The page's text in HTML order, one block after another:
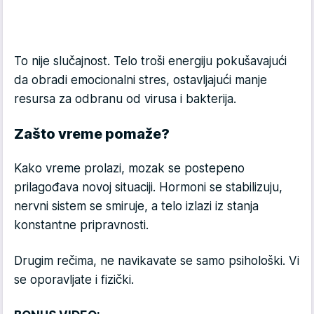
To nije slučajnost. Telo troši energiju pokušavajući
da obradi emocionalni stres, ostavljajući manje
resursa za odbranu od virusa i bakterija.
Zašto vreme pomaže?
Kako vreme prolazi, mozak se postepeno
prilagođava novoj situaciji. Hormoni se stabilizuju,
nervni sistem se smiruje, a telo izlazi iz stanja
konstantne pripravnosti.
Drugim rečima, ne navikavate se samo psihološki. Vi
se oporavljate i fizički.